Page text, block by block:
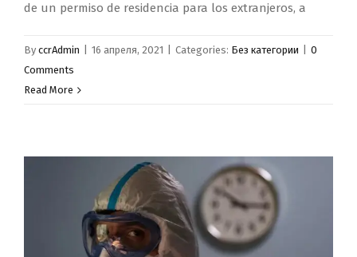
de un permiso de residencia para los extranjeros, a
By ccrAdmin 16 апреля, 2021 Categories: Без категории
0
Comments
Read More